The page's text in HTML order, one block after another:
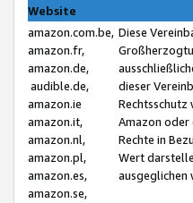
Website
amazon.com.be,
amazon.fr,
amazon.de,
audible.de,
amazon.ie
amazon.it,
amazon.nl,
amazon.pl,
amazon.es,
amazon.se,
Diese
dieser
Amazon oder
Rechte in
Wert
ausgeglichen